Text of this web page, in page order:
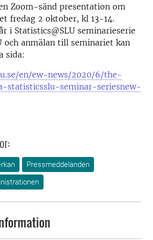
Zoom-sänd presentation om
fredag 2 oktober, kl 13-14.
i Statistics@SLU seminarieserie
och anmälan till seminariet kan
sida:
en/ew-news/2020/6/the-
seminar-seriesnew-
Pressmeddelanden